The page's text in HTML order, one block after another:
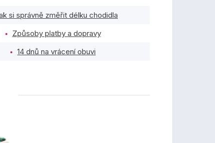
si správně změřit délku chodidla
Způsoby platby a dopravy
14 dnů na vrácení obuvi